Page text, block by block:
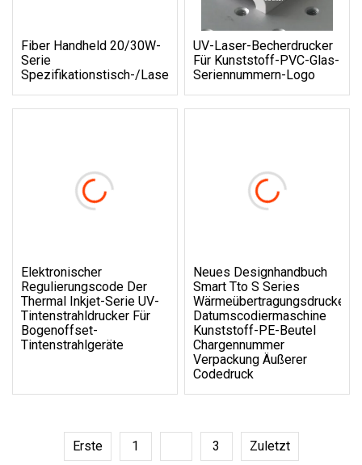
Fiber Handheld 20/30W-
Serie
Spezifikationstisch-/Laserbeschriftungsdrucker
UV-Laser-Becherdrucker
Für Kunststoff-PVC-Glas-
Seriennummern-Logo
Elektronischer
Regulierungscode Der
Thermal Inkjet-Serie UV-
Tintenstrahldrucker Für
Bogenoffset-
Tintenstrahlgeräte
Neues Designhandbuch
Smart Tto S Series
Wärmeübertragungsdrucker
Datumscodiermaschine
Kunststoff-PE-Beutel
Chargennummer
Verpackung Äußerer
Codedruck
Erste 1 3 Zuletzt